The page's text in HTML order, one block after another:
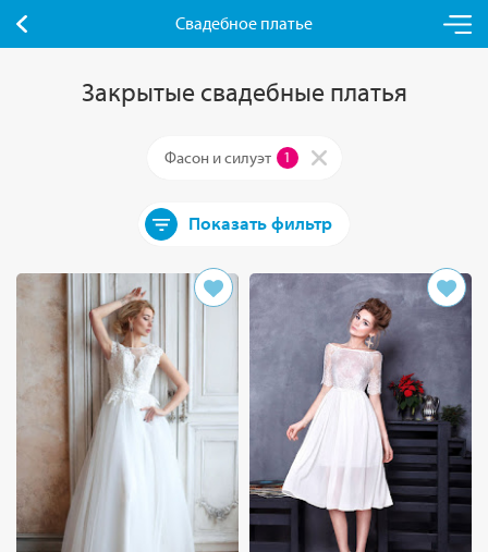
Свадебное платье
Закрытые свадебные платья
Фасон и силуэт 1
Показать фильтр